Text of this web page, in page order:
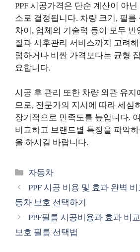
PPF 시공가격은 단순 계산이 아
소로 결정됩니다. 차량 크기, 필름
차이, 업체의 기술력 등이 모두 반
질과 사후관리 서비스까지 고려
렴하거나 비싼 가격보다는 균형
요합니다.
시공 후 관리 또한 차량 외관 유지
므로, 전문가의 지시에 따라 세심
장기적으로 만족도를 높입니다.
비교하고 브랜드별 특징을 파악
을 하시길 바랍니다.
카
테
리
자동차
PPF 시공 비용 및 효과 완벽
동차 보호 선택하기
PPF필름 시공비용과 효과 비
보호 필름 선택법